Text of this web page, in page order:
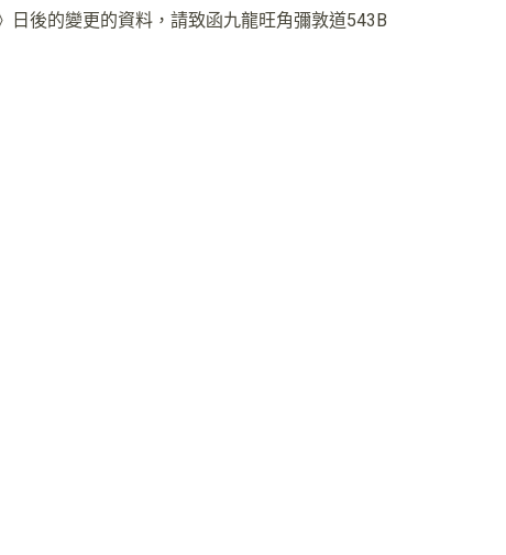
後的變更的資料，請致函九龍旺角彌敦道543B